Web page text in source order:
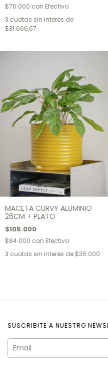
$76.000 con Efectivo
3 cuotas sin interés de
$31.666,67
MACETA CURVY ALUMINIO
26CM + PLATO
$105.000
$84.000 con Efectivo
3 cuotas sin interés de $35.000
SUSCRIBITE A NUESTRO